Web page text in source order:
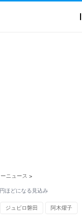
ニュース >
ほどになる見込み
ジュビロ磐田 阿木燿子